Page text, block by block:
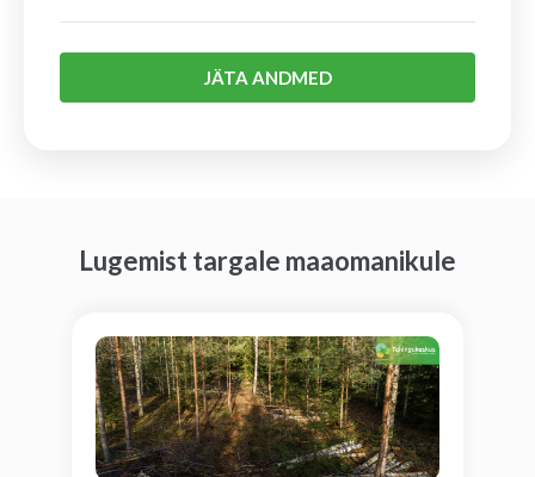
JÄTA ANDMED
Lugemist targale maaomanikule